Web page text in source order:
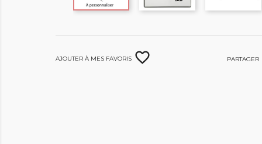
Ajouter à mes favoris favorite_border Partager